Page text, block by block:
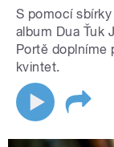
S pomocí
album Dua Ťuk
Portě doplníme
kvintet.